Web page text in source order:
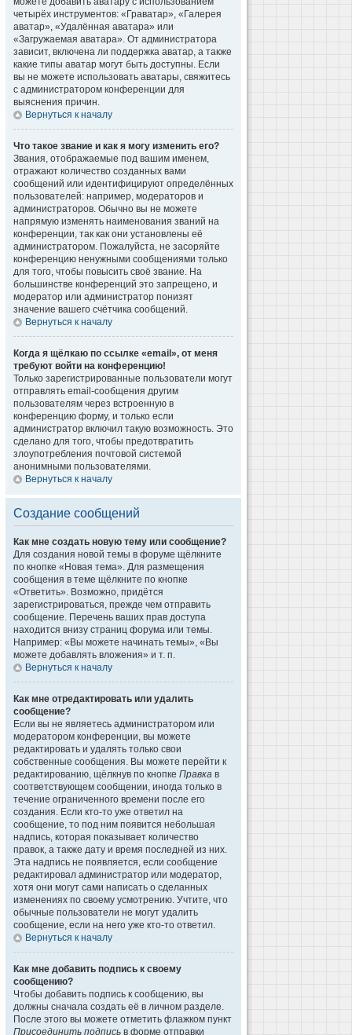
четырёх инструментов: «Граватар», «Галерея
аватар», «Удалённая аватара» или
«Загружаемая аватара». От администратора
зависит, включена ли поддержка аватар, а также
какие типы аватар могут быть доступны. Если
вы не можете использовать аватары, свяжитесь
с администратором конференции для
выяснения причин.
Вернуться к началу
Что такое звание и как я могу изменить его?
Звания, отображаемые под вашим именем,
отражают количество созданных вами
сообщений или идентифицируют определённых
пользователей: например, модераторов и
администраторов. Обычно вы не можете
напрямую изменять наименования званий на
конференции, так как они установлены её
администратором. Пожалуйста, не засоряйте
конференцию ненужными сообщениями только
для того, чтобы повысить своё звание. На
большинстве конференций это запрещено, и
модератор или администратор понизят
значение вашего счётчика сообщений.
Вернуться к началу
Когда я щёлкаю по ссылке «email», от меня
требуют войти на конференцию!
Только зарегистрированные пользователи могут
отправлять email-сообщения другим
пользователям через встроенную в
конференцию форму, и только если
администратор включил такую возможность. Это
сделано для того, чтобы предотвратить
злоупотребления почтовой системой
анонимными пользователями.
Вернуться к началу
Создание сообщений
Как мне создать новую тему или сообщение?
Для создания новой темы в форуме щёлкните
по кнопке «Новая тема». Для размещения
сообщения в теме щёлкните по кнопке
«Ответить». Возможно, придётся
зарегистрироваться, прежде чем отправить
сообщение. Перечень ваших прав доступа
находится внизу страниц форума или темы.
Например: «Вы можете начинать темы», «Вы
можете добавлять вложения» и т. п.
Вернуться к началу
Как мне отредактировать или удалить
сообщение?
Если вы не являетесь администратором или
модератором конференции, вы можете
редактировать и удалять только свои
собственные сообщения. Вы можете перейти к
редактированию, щёлкнув по кнопке Правка в
соответствующем сообщении, иногда только в
течение ограниченного времени после его
создания. Если кто-то уже ответил на
сообщение, то под ним появится небольшая
надпись, которая показывает количество
правок, а также дату и время последней из них.
Эта надпись не появляется, если сообщение
редактировал администратор или модератор,
хотя они могут сами написать о сделанных
изменениях по своему усмотрению. Учтите, что
обычные пользователи не могут удалить
сообщение, если на него уже кто-то ответил.
Вернуться к началу
Как мне добавить подпись к своему
сообщению?
Чтобы добавить подпись к сообщению, вы
должны сначала создать её в личном разделе.
После этого вы можете отметить флажком пункт
Присоединить подпись в форме отправки